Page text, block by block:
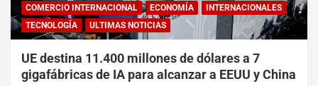
COMERCIO INTERNACIONAL ECONOMÍA
INTERNACIONALES
TECNOLOGÍA
ULTIMAS NOTICIAS
UE destina 11.400 millones de dólares a 7
gigafábricas de IA para alcanzar a EEUU y China